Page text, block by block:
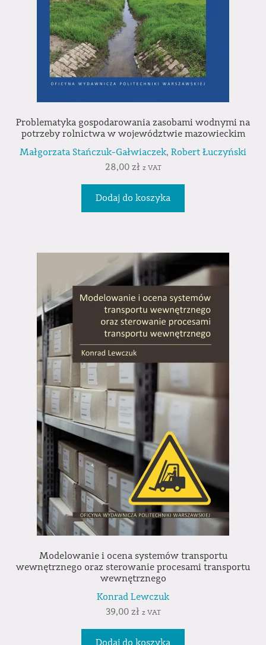
Problematyka gospodarowania zasobami wodnymi na
potrzeby rolnictwa w województwie mazowieckim
Małgorzata Stańczuk-Gałwiaczek, Robert Łuczyński
28,00 zł z VAT
Dodaj do koszyka
Modelowanie i ocena systemów transportu
wewnętrznego oraz sterowanie procesami transportu
wewnętrznego
Konrad Lewczuk
39,00 zł z VAT
Dodaj do koszyka